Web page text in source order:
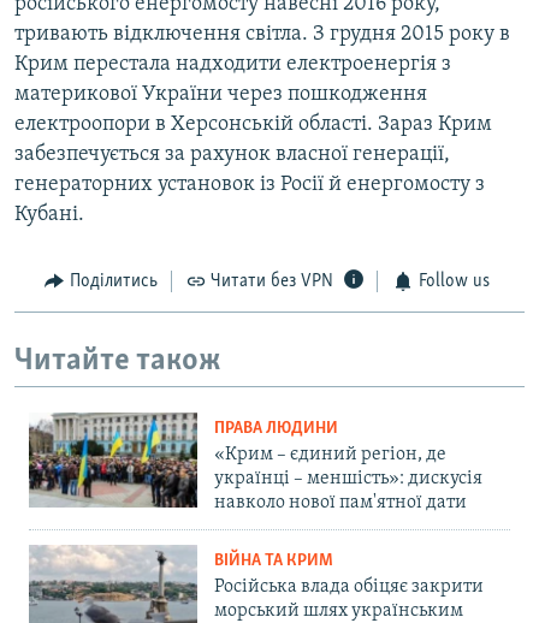
російського енергомосту навесні 2016 року,
тривають відключення світла. З грудня 2015 року в
Крим перестала надходити електроенергія з
материкової України через пошкодження
електроопори в Херсонській області. Зараз Крим
забезпечується за рахунок власної генерації,
генераторних установок із Росії й енергомосту з
Кубані.
Поділитись Читати без VPN Follow us
Читайте також
ПРАВА ЛЮДИНИ
«Крим – єдиний регіон, де
українці – меншість»: дискусія
навколо нової пам'ятної дати
ВІЙНА ТА КРИМ
Російська влада обіцяє закрити
морський шлях українським